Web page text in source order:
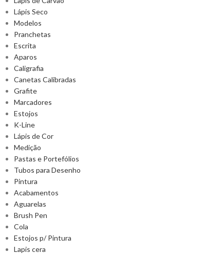
Lápis Seco
Modelos
Pranchetas
Escrita
Aparos
Caligrafia
Canetas Calibradas
Grafite
Marcadores
Estojos
K-Line
Lápis de Cor
Medição
Pastas e Portefólios
Tubos para Desenho
Pintura
Acabamentos
Aguarelas
Brush Pen
Cola
Estojos p/ Pintura
Lapis cera